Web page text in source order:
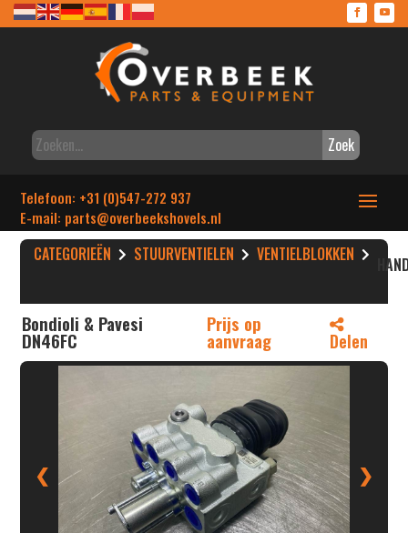
Zoek
Telefoon: +31 (0)547-272 937
E-mail: parts@overbeekshovels.nl
CATEGORIEËN STUURVENTIELEN VENTIELBLOKKEN
Bondioli & Pavesi
DN46FC
Prijs op
aanvraag Delen
❮ ❯